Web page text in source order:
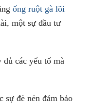
ống ruột gà lõi
một sự đầu tư
các yếu tố mà
sự đè nén đảm bảo